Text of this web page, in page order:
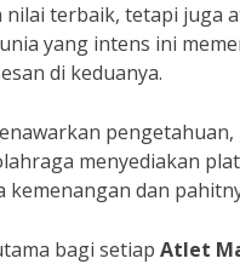
terbaik, tetapi juga
yang intens ini
di keduanya.
menyediakan
dan
bagi setiap Atlet